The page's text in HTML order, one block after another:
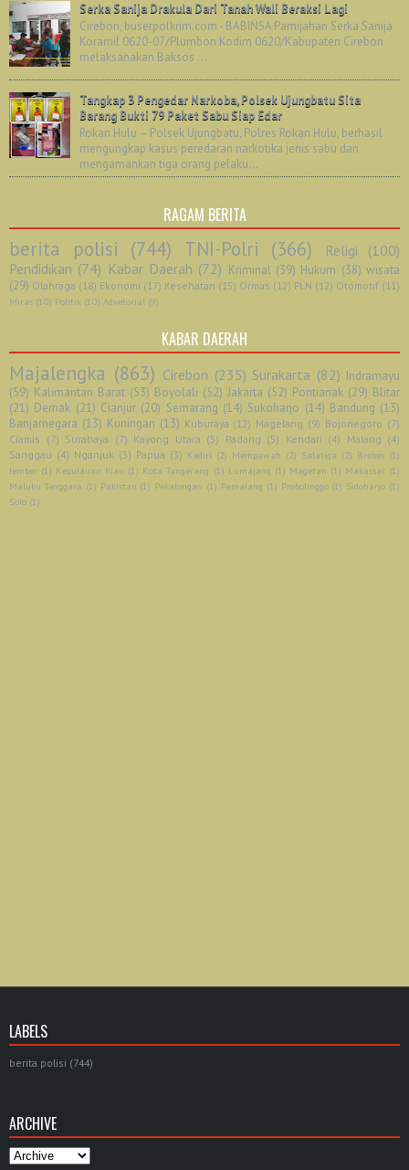
Serka Sanija Drakula Dari Tanah Wali Beraksi Lagi
Cirebon, buserpolkrim.com - BABINSA Pamijahan Serka Sanija
Koramil 0620-07/Plumbon Kodim 0620/Kabupaten Cirebon
melaksanakan Baksos ...
Tangkap 3 Pengedar Narkoba, Polsek Ujungbatu Sita
Barang Bukti 79 Paket Sabu Siap Edar
Rokan Hulu – Polsek Ujungbatu, Polres Rokan Hulu, berhasil
mengungkap kasus peredaran narkotika jenis sabu dan
mengamankan tiga orang pelaku...
RAGAM BERITA
berita polisi (744) TNI-Polri (366) Religi
(100)
Pendidikan (74) Kabar Daerah (72) Kriminal (39) Hukum (38) wisata
(29) Olahraga (18) Ekonomi (17) Kesehatan (15) Ormas (12) PLN (12) Otomotif (11)
Miras (10) Politik (10) Advetorial (9)
KABAR DAERAH
Majalengka (863) Cirebon (235) Surakarta (82) Indramayu
(59) Kalimantan Barat (53) Boyolali (52) Jakarta (52) Pontianak (29) Blitar
(21) Demak (21) Cianjur (20) Semarang (14) Sukoharjo (14) Bandung (13)
Banjarnegara (13) Kuningan (13) Kuburaya (12) Magelang (9) Bojonegoro (7)
Ciamis (7) Surabaya (7) Kayong Utara (5) Padang (5) Kendari (4) Malang (4)
Sanggau (4) Nganjuk (3) Papua (3) Kediri (2) Mempawah (2) Salatiga (2) Brebes (1)
Jember (1) Kepulauan Riau (1) Kota Tangerang (1) Lumajang (1) Magetan (1) Makassar (1)
Maluku Tenggara (1) Pakistan (1) Pekalongan (1) Pemalang (1) Probolinggo (1) Sidoharjo (1)
Solo (1)
LABELS
berita polisi (744)
ARCHIVE